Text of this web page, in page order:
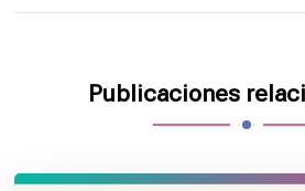
Publicaciones